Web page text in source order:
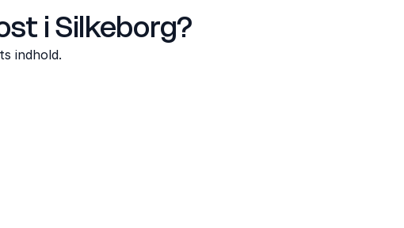
i Silkeborg?
indhold.